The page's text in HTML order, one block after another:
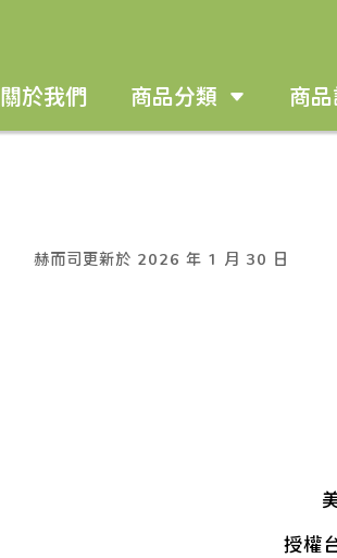
關於我們 商品分類 商
赫而司更新於 2026 年 1 月 30 日
授權